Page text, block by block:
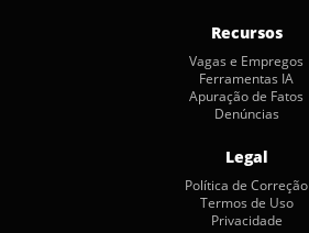
Recursos
Vagas e Empregos
Ferramentas IA
Apuração de Fatos
Denúncias
Legal
Política de Correção
Termos de Uso
Privacidade